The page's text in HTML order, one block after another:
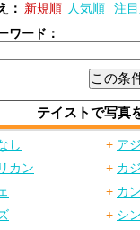
： 新規順 人気順
注
ワード：
テイストで写真
し + ア
カン + カ
+ カ
+ シ